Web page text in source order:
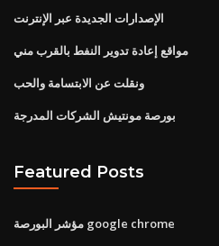
الإصدارات الجديدة عبر الإنترنت
مواقع إعادة تدوير النفط بالقرب مني
ونقلت عن الابتسامة والحب
بورصة مونتيش الشركات المدرجة
Featured Posts
مؤشر البورصة google chrome